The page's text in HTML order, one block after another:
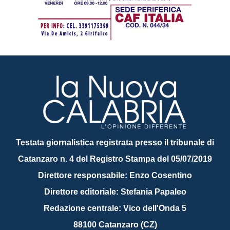
Testata giornalistica registrata presso il tribunale di
Catanzaro n. 4 del Registro Stampa del 05/07/2019
Direttore responsabile: Enzo Cosentino
Direttore editoriale: Stefania Papaleo
Redazione centrale: Vico dell'Onda 5
88100 Catanzaro (CZ)